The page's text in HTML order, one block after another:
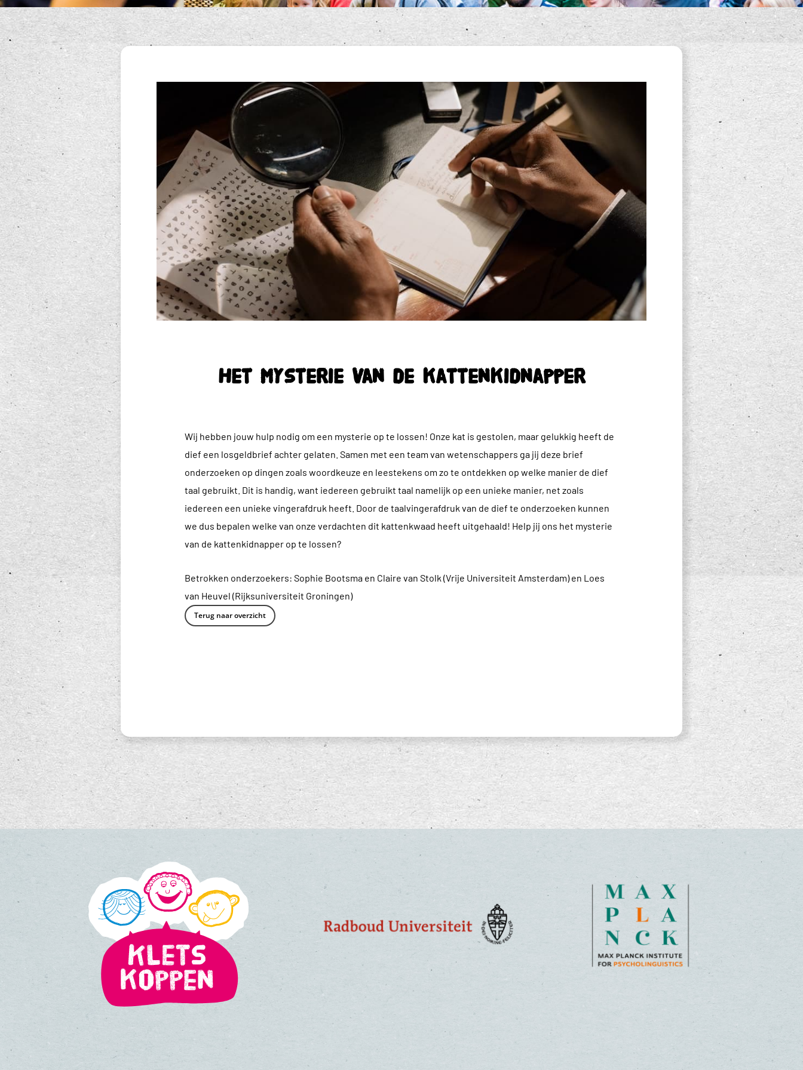
Het mysterie van de kattenkidnapper
Wij hebben jouw hulp nodig om een mysterie op te lossen! Onze kat is gestolen, maar gelukkig heeft de
dief een losgeldbrief achter gelaten. Samen met een team van wetenschappers ga jij deze brief
onderzoeken op dingen zoals woordkeuze en leestekens om zo te ontdekken op welke manier de dief
taal gebruikt. Dit is handig, want iedereen gebruikt taal namelijk op een unieke manier, net zoals
iedereen een unieke vingerafdruk heeft. Door de taalvingerafdruk van de dief te onderzoeken kunnen
we dus bepalen welke van onze verdachten dit kattenkwaad heeft uitgehaald! Help jij ons het mysterie
van de kattenkidnapper op te lossen?
Betrokken onderzoekers: Sophie Bootsma en Claire van Stolk (Vrije Universiteit Amsterdam) en Loes
van Heuvel (Rijksuniversiteit Groningen)
Terug naar overzicht